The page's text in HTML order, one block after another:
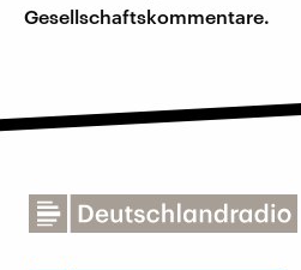
Gesellschaftskommentare.